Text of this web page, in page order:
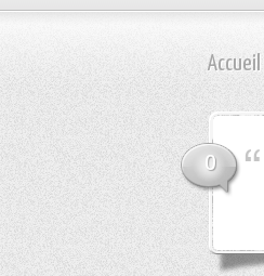
Accueil
0